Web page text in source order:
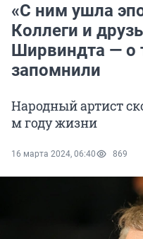
«С ним ушла
Коллеги и
Ширвиндта — о
запомнили
Народный артист
м году жизни
16 марта 2024, 06:40 869